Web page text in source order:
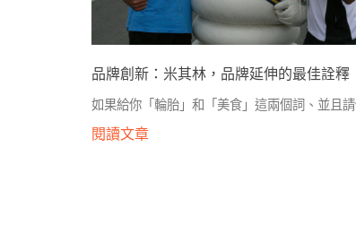
品牌創新：米其林，品牌延伸的最佳詮釋
如果給你「輪胎」和「美食」這兩個詞、並且
閱讀文章